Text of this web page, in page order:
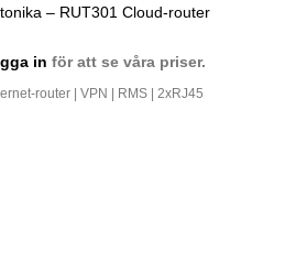
– RUT301 Cloud-router
in för att se våra priser.
router | VPN | RMS | 2xRJ45